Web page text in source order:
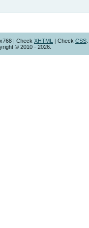
| Check XHTML | Check CSS
© 2010 - 2026.